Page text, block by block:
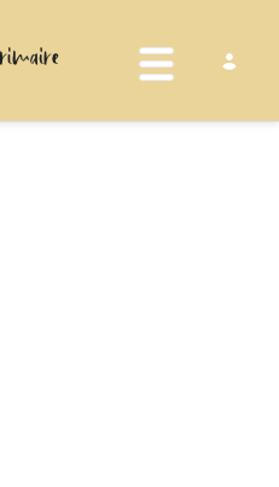
Toggle